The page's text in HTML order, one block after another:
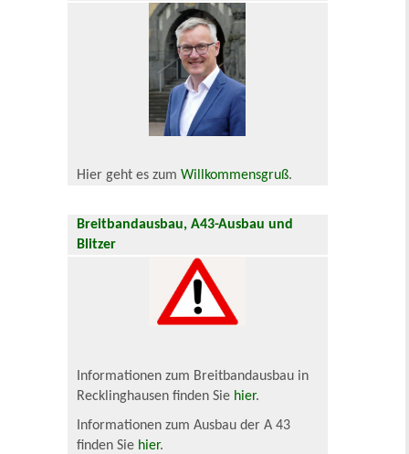
Hier geht es zumWillkommensgruß.
Breitbandausbau, A43-Ausbau und
Blitzer
Informationen zum Breitbandausbau in
Recklinghausen finden Sie hier.
Informationen zum Ausbau der A 43
finden Sie hier.